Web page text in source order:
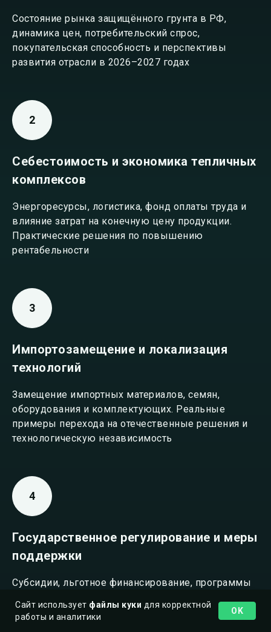
Состояние рынка защищённого грунта в РФ,
динамика цен, потребительский спрос,
покупательская способность и перспективы
развития отрасли в 2026–2027 годах
Себестоимость и экономика тепличных
комплексов
Энергоресурсы, логистика, фонд оплаты труда и
влияние затрат на конечную цену продукции.
Практические решения по повышению
рентабельности
Импортозамещение и локализация
технологий
Замещение импортных материалов, семян,
оборудования и комплектующих. Реальные
примеры перехода на отечественные решения и
технологическую независимость
Государственное регулирование и меры
поддержки
Субсидии, льготное финансирование, программы
регуляторных изменений на бизнес
Сайт использует файлы куки для корректной
работы и аналитики
OK